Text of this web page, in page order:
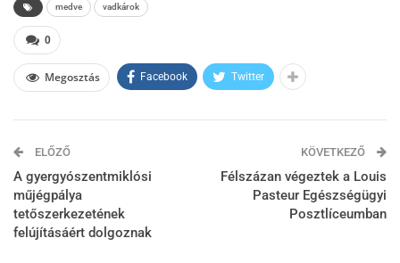
medve vadkárok
0
Megosztás Facebook Twitter
ELŐZŐ
A gyergyószentmiklósi
műjégpálya
tetőszerkezetének
felújításáért dolgoznak
KÖVETKEZŐ
Félszázan végeztek a Louis
Pasteur Egészségügyi
Posztlíceumban